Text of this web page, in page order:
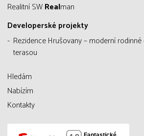
Realitní SWRealman
Developerské projekty
Rezidence Hrušovany – moderní
terasou
Hledám
Nabízím
Kontakty